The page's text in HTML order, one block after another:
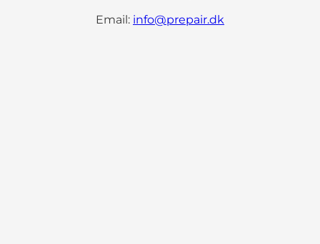
Email: info@prepair.dk